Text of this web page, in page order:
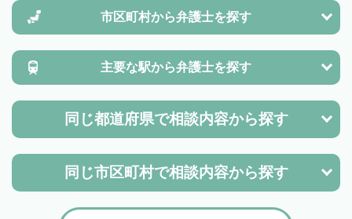
市区町村から弁護士を探す
主要な駅から弁護士を探す
同じ都道府県で相談内容から探す
同じ市区町村で相談内容から探す